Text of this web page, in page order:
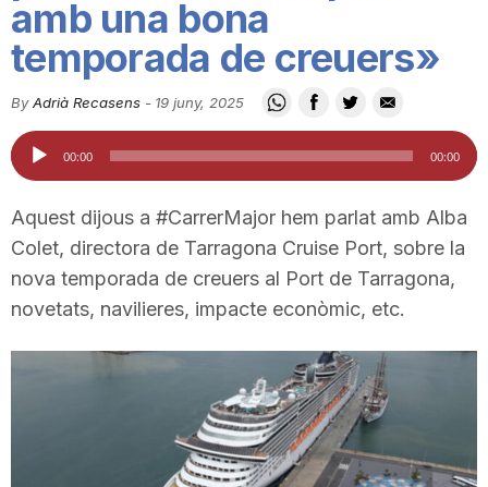
i
t
t
amb una bona
temporada de creuers»
By Adrià Recasens - 19 juny, 2025
Reproductor
d'àudio
00:00 00:00
Aquest dijous a #CarrerMajor hem parlat amb Alba
Colet, directora de Tarragona Cruise Port, sobre la
nova temporada de creuers al Port de Tarragona,
novetats, navilieres, impacte econòmic, etc.